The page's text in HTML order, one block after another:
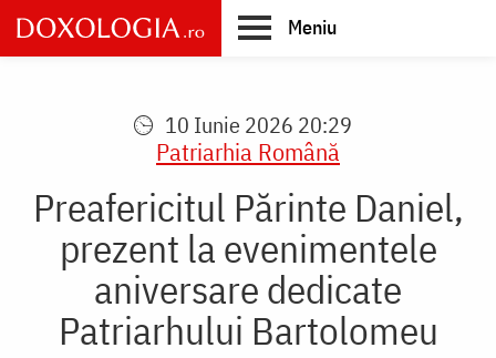
Skip
to
main
Meniu
10 Iunie 2026 20:29
Patriarhia Română
Preafericitul Părinte Daniel,
prezent la evenimentele
aniversare dedicate
Patriarhului Bartolomeu